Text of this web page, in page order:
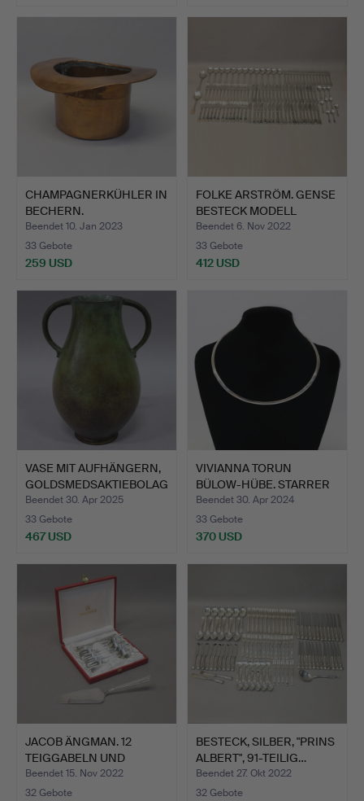
CHAMPAGNERKÜHLER IN
BECHERN.
Beendet 10. Jan 2023
33 Gebote
259 USD
FOLKE ARSTRÖM. GENSE
BESTECK MODELL
ATTACH…
Beendet 6. Nov 2022
33 Gebote
412 USD
VASE MIT AUFHÄNGERN,
GOLDSMEDSAKTIEBOLAG
ET…
Beendet 30. Apr 2025
33 Gebote
467 USD
VIVIANNA TORUN
BÜLOW-HÜBE. STARRER
AUSSCHN…
Beendet 30. Apr 2024
33 Gebote
370 USD
JACOB ÄNGMAN. 12
TEIGGABELN UND
KUCHENPAUS…
Beendet 15. Nov 2022
32 Gebote
BESTECK, SILBER, "PRINS
ALBERT", 91-TEILIG…
Beendet 27. Okt 2022
32 Gebote